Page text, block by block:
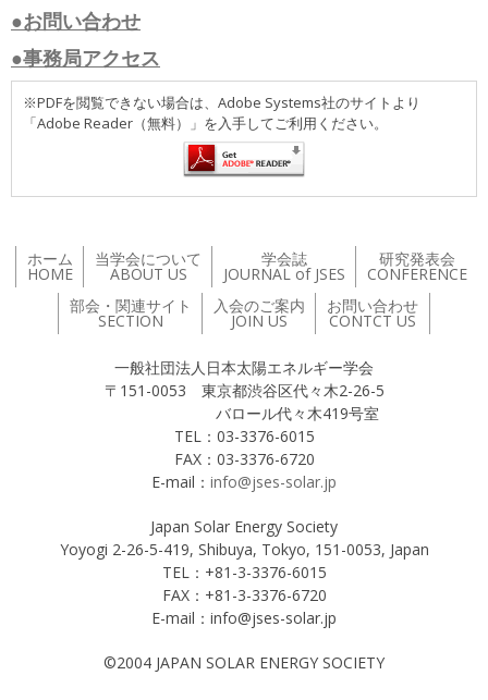
●お問い合わせ
●事務局アクセス
※PDFを閲覧できない場合は、Adobe Systems社のサイトより
「Adobe Reader（無料）」を入手してご利用ください。
ホーム
HOME
当学会について
ABOUT US
学会誌
JOURNAL of JSES
研究発表会
CONFERENCE
部会・関連サイト
SECTION
入会のご案内
JOIN US
お問い合わせ
CONTCT US
一般社団法人日本太陽エネルギー学会
〒151-0053 東京都渋谷区代々木2-26-5
バロール代々木419号室
TEL：03-3376-6015
FAX：03-3376-6720
E-mail： info@jses-solar.jp
Japan Solar Energy Society
Yoyogi 2-26-5-419, Shibuya, Tokyo, 151-0053, Japan
TEL：+81-3-3376-6015
FAX：+81-3-3376-6720
E-mail：info@jses-solar.jp
©2004 JAPAN SOLAR ENERGY SOCIETY